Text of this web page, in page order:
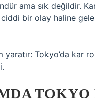
ama sık değildir.
bir olay haline
Tokyo’da kar